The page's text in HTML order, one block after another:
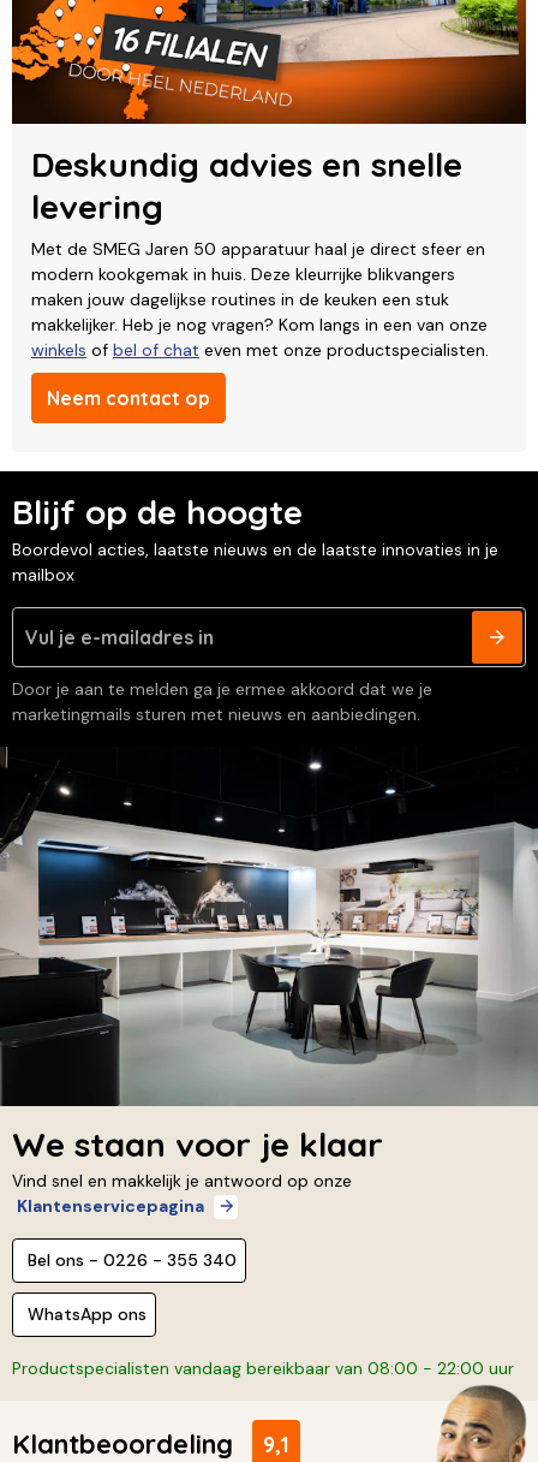
Deskundig advies en snelle
levering
Met de SMEG Jaren 50 apparatuur haal je direct sfeer en
modern kookgemak in huis. Deze kleurrijke blikvangers
maken jouw dagelijkse routines in de keuken een stuk
makkelijker. Heb je nog vragen? Kom langs in een van onze
winkels of bel of chat even met onze productspecialisten.
Neem contact op
Blijf op de hoogte
Boordevol acties, laatste nieuws en de laatste innovaties in je
mailbox
Door je aan te melden ga je ermee akkoord dat we je
marketingmails sturen met nieuws en aanbiedingen.
We staan voor je klaar
Vind snel en makkelijk je antwoord op onze
Klantenservicepagina
Bel ons - 0226 - 355 340
WhatsApp ons
Productspecialisten vandaag bereikbaar van 08:00 - 22:00 uur
Klantbeoordeling 9,1